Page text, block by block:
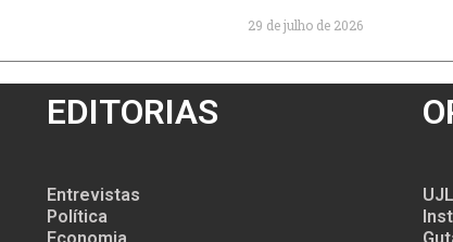
29 de julho de 2026
EDITORIAS
Entrevistas
Política